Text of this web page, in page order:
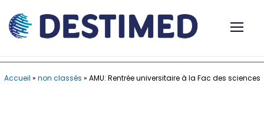
Accueil » non classés » AMU: Rentrée universitaire à la Fac des sciences